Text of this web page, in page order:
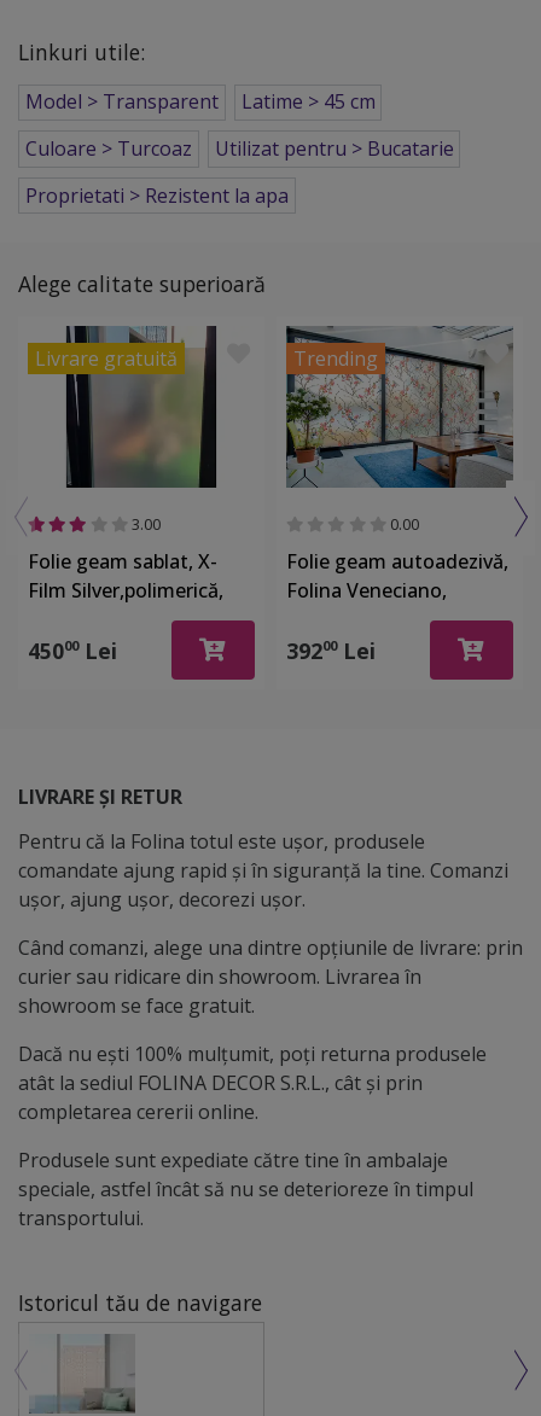
Linkuri utile:
Model > Transparent
Latime > 45 cm
Culoare > Turcoaz
Utilizat pentru > Bucatarie
Proprietati > Rezistent la apa
Alege calitate superioară
Livrare gratuită
3.00
Folie geam sablat, X-
Film Silver,polimerică,
autoadezivă, textură
satinată, rolă de
45000Lei
Trending
0.00
Folie geam autoadezivă,
Folina Veneciano,
sablare lăptoasă cu
imprimeu crengi înflorite
și păsări, rolă de 152x200
39200Lei
LIVRARE ȘI RETUR
Pentru că la Folina totul este ușor, produsele
comandate ajung rapid și în siguranță la tine. Comanzi
ușor, ajung ușor, decorezi ușor.
Când comanzi, alege una dintre opțiunile de livrare: prin
curier sau ridicare din showroom. Livrarea în
showroom se face gratuit.
Dacă nu ești 100% mulțumit, poți returna produsele
atât la sediul FOLINA DECOR S.R.L., cât și prin
completarea cererii online.
Produsele sunt expediate către tine în ambalaje
speciale, astfel încât să nu se deterioreze în timpul
transportului.
Istoricul tău de navigare